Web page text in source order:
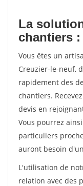
La
chantiers
Vous êtes un
Creuzier-le-neuf,
rapidement des
chantiers.
devis en
Vous pourrez
particuliers
auront besoin
L'utilisation de
relation avec des